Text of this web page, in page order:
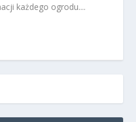
każdego ogrodu....